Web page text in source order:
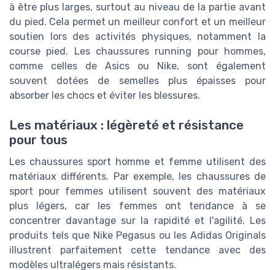
à être plus larges, surtout au niveau de la partie avant
du pied. Cela permet un meilleur confort et un meilleur
soutien lors des activités physiques, notamment la
course pied. Les chaussures running pour hommes,
comme celles de Asics ou Nike, sont également
souvent dotées de semelles plus épaisses pour
absorber les chocs et éviter les blessures.
Les matériaux : légèreté et résistance
pour tous
Les chaussures sport homme et femme utilisent des
matériaux différents. Par exemple, les chaussures de
sport pour femmes utilisent souvent des matériaux
plus légers, car les femmes ont tendance à se
concentrer davantage sur la rapidité et l'agilité. Les
produits tels que Nike Pegasus ou les Adidas Originals
illustrent parfaitement cette tendance avec des
modèles ultralégers mais résistants.